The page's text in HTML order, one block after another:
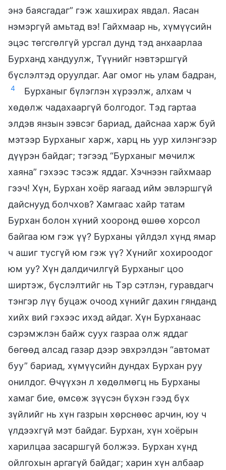
энэ баясгадаг” гэж хашхирах явдал. Яасан
нэмэргүй амьтад вэ! Гайхмаар нь, хүмүүсийн
эцэс төгсгөлгүй урсгал дунд тэд анхаарлаа
Бурханд хандуулж, Түүнийг нэвтэршгүй
бүслэлтэд оруулдаг. Ааг омог нь улам бадран,
4
Бурханыг бүлэглэн хүрээлж, алхам ч
хөдөлж чадахааргүй болгодог. Тэд гартаа
элдэв янзын зэвсэг бариад, дайснаа харж буй
мэтээр Бурханыг харж, харц нь уур хилэнгээр
дүүрэн байдаг; тэгээд “Бурханыг мөчилж
хаяна” гэхээс тэсэж яддаг. Хэчнээн гайхмаар
гээч! Хүн, Бурхан хоёр яагаад ийм эвлэршгүй
дайснууд болчхов? Хамгаас хайр татам
Бурхан болон хүний хооронд өшөө хорсол
байгаа юм гэж үү? Бурханы үйлдэл хүнд ямар
ч ашиг тусгүй юм гэж үү? Хүнийг хохироодог
юм уу? Хүн далдичилгүй Бурханыг цоо
ширтэж, бүслэлтийг нь Тэр сэтлэн, гуравдагч
тэнгэр лүү буцаж очоод хүнийг дахин гянданд
хийх вий гэхээс ихэд айдаг. Хүн Бурханаас
сэрэмжлэн байж суух газраа олж яддаг
бөгөөд алсад газар дээр эвхрэлдэн “автомат
буу” бариад, хүмүүсийн дундах Бурхан руу
онилдог. Өчүүхэн л хөдөлмөгц нь Бурханы
хамаг бие, өмсөж зүүсэн бүхэн гээд бүх
зүйлийг нь хүн газрын хөрснөөс арчин, юу ч
үлдээхгүй мэт байдаг. Бурхан, хүн хоёрын
харилцаа засаршгүй болжээ. Бурхан хүнд
ойлгохын аргагүй байдаг; харин хүн албаар